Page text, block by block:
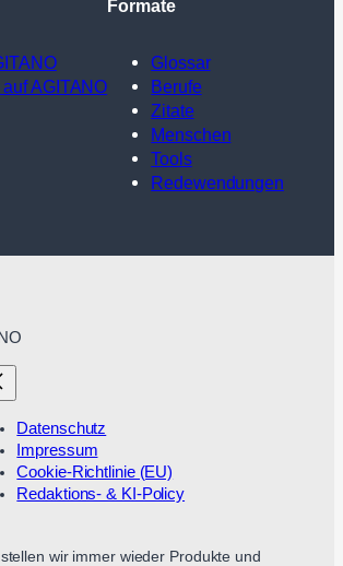
AGITANO
Formate
Glossar
Berufe
Zitate
Menschen
Tools
Redewendungen
Datenschutz
Impressum
Cookie-Richtlinie (EU)
Redaktions- & KI-Policy
wir immer wieder Produkte und